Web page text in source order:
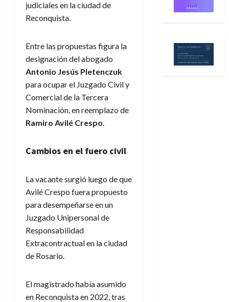
judiciales en la ciudad de
Reconquista.
Entre las propuestas figura la
designación del abogado
Antonio Jesús Pletenczuk
para ocupar el Juzgado Civil y
Comercial de la Tercera
Nominación, en reemplazo de
Ramiro Avilé Crespo
Cambios en el fuero civil
La vacante surgió luego de que
Avilé Crespo fuera propuesto
para desempeñarse en un
Juzgado Unipersonal de
Responsabilidad
Extracontractual en la ciudad
de Rosario.
El magistrado había asumido
en Reconquista en 2022, tras